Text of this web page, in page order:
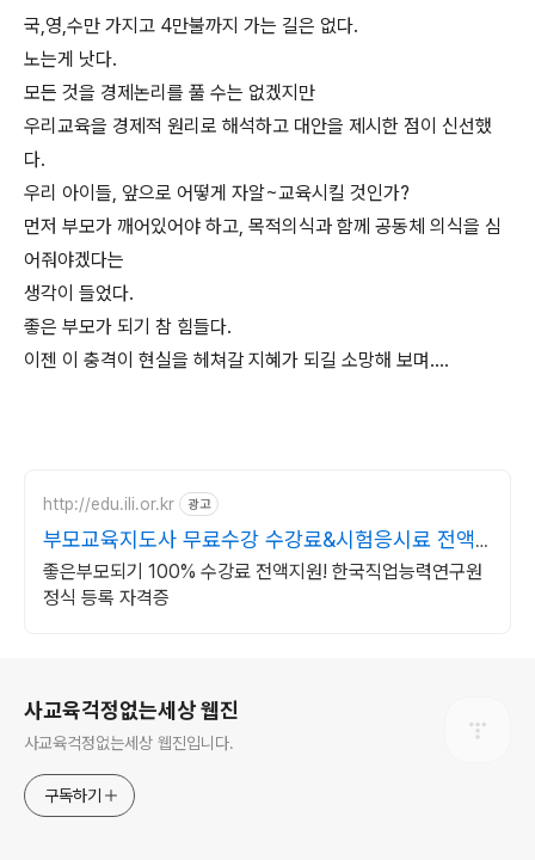
국,영,수만 가지고 4만불까지 가는 길은 없다.
노는게 낫다.
모든 것을 경제논리를 풀 수는 없겠지만
우리교육을 경제적 원리로 해석하고 대안을 제시한 점이 신선했
다.
우리 아이들, 앞으로 어떻게 자알~교육시킬 것인가?
먼저 부모가 깨어있어야 하고, 목적의식과 함께 공동체 의식을 심
어줘야겠다는
생각이 들었다.
좋은 부모가 되기 참 힘들다.
이젠 이 충격이 현실을 헤쳐갈 지혜가 되길 소망해 보며....
http://edu.ili.or.kr 광고
부모교육지도사 무료수강 수강료&시험응시료 전액
지원
좋은부모되기 100% 수강료 전액지원! 한국직업능력연구원
정식 등록 자격증
사교육걱정없는세상 웹진
사교육걱정없는세상 웹진입니다.
구독하기